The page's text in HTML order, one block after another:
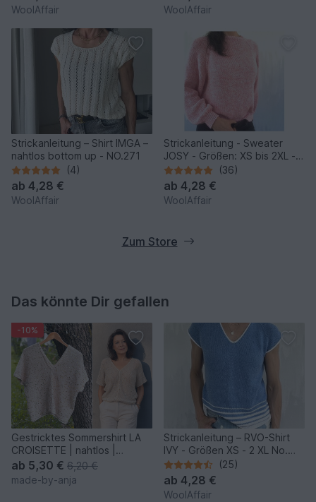
WoolAffair WoolAffair
Strickanleitung – Shirt IMGA –
nahtlos bottom up - NO.271
(4)
ab 4,28 €
WoolAffair
Strickanleitung - Sweater
JOSY - Größen: XS bis 2XL -
No.235E
(36)
ab 4,28 €
WoolAffair
Zum Store
Das könnte Dir gefallen
-10%
Gestricktes Sommershirt LA
CROISETTE | nahtlos |
besondere Konstruktion
ab 5,30 € 6,20 €
made-by-anja
Strickanleitung – RVO-Shirt
IVY - Größen XS - 2 XL No.
250
(25)
ab 4,28 €
WoolAffair